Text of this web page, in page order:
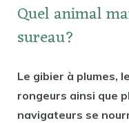
Quel animal
sureau?
Le gibier à plumes,
rongeurs ainsi que
navigateurs se